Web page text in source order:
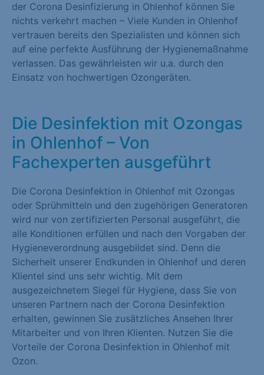
der Corona Desinfizierung in Ohlenhof können Sie
nichts verkehrt machen – Viele Kunden in Ohlenhof
vertrauen bereits den Spezialisten und können sich
auf eine perfekte Ausführung der Hygienemaßnahme
verlassen. Das gewährleisten wir u.a. durch den
Einsatz von hochwertigen Ozongeräten.
Die Desinfektion mit Ozongas
in Ohlenhof – Von
Fachexperten ausgeführt
Die Corona Desinfektion in Ohlenhof mit Ozongas
oder Sprühmitteln und den zugehörigen Generatoren
wird nur von zertifizierten Personal ausgeführt, die
alle Konditionen erfüllen und nach den Vorgaben der
Hygieneverordnung ausgebildet sind. Denn die
Sicherheit unserer Endkunden in Ohlenhof und deren
Klientel sind uns sehr wichtig. Mit dem
ausgezeichnetem Siegel für Hygiene, dass Sie von
unseren Partnern nach der Corona Desinfektion
erhalten, gewinnen Sie zusätzliches Ansehen Ihrer
Mitarbeiter und von Ihren Klienten. Nutzen Sie die
Vorteile der Corona Desinfektion in Ohlenhof mit
Ozon.